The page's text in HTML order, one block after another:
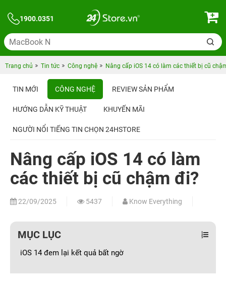
1900.0351
Trang chủ Tin tức Công nghệ Nâng cấp iOS 14 có làm các thiết bị cũ
TIN MỚI CÔNG NGHỆ REVIEW SẢN PHẨM
HƯỚNG DẪN KỸ THUẬT KHUYẾN MÃI
NGƯỜI NỔI TIẾNG TIN CHỌN 24HSTORE
Nâng cấp iOS 14 có làm
các thiết bị cũ chậm đi?
22/09/2025 5437 Know Everything
MỤC LỤC
iOS 14 đem lại kết quả bất ngờ